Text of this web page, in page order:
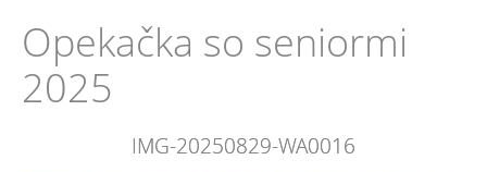
Opekačka so seniormi
2025
IMG-20250829-WA0016